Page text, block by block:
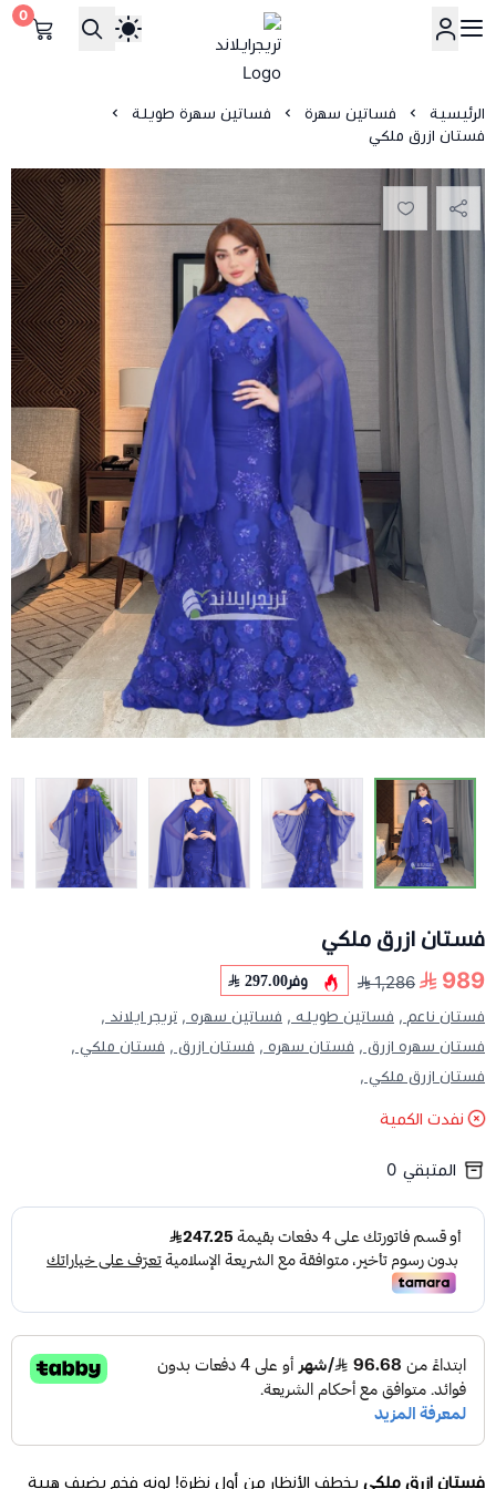
تريجرايلاند
0
الرئيسية فساتين سهرة
فساتين سهرة طويلة
فستان ازرق ملكي
فستان ازرق ملكي
989
1,286 وفر297.00
فستان ناعم , فساتين طويله , فساتين سهره , تريجر ايلاند ,
فستان سهره ازرق , فستان سهره , فستان ازرق , فستان ملكي ,
فستان ازرق ملكي ,
نفدت الكمية
المتبقي 0
فستان ازرق ملكي يخطف الأنظار من أول نظرة! لونه فخم يضيف هيبة